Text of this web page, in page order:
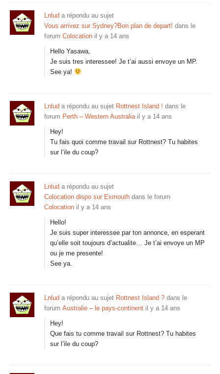
Lnlud a répondu au sujet
Vous arrivez sur Sydney?Bon plan de depart! dans le
forum Colocation il y a 14 ans
Hello Yasawa,
Je suis tres interessee! Je t’ai aussi envoye un MP.
See ya!
Lnlud a répondu au sujet Rottnest Island ! dans le
forum Perth – Western Australia il y a 14 ans
Hey!
Tu fais quoi comme travail sur Rottnest? Tu habites
sur l’ile du coup?
Lnlud a répondu au sujet
Colocation dispo sur Exmouth dans le forum
Colocation il y a 14 ans
Hello!
Je suis super interessee par ton annonce, en esperant
qu’elle soit toujours d’actualite… Je t’ai envoye un MP
ou je me presente!
See ya.
Lnlud a répondu au sujet Rottnest Island ? dans le
forum Australie – le pays-continent il y a 14 ans
Hey!
Que fais tu comme travail sur Rottnest? Tu habites
sur l’ile du coup?